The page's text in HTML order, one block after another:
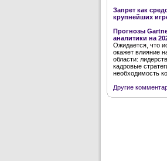
Запрет как
крупнейших
Прогнозы
аналитики на
Ожидается, что
окажет влияние
области:
кадровые
необходимость
Другие